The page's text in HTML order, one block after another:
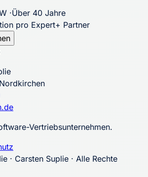
·Über 40 Jahre
pro Expert+ Partner
Vertriebsunternehmen.
· Carsten Suplie · Alle Rechte